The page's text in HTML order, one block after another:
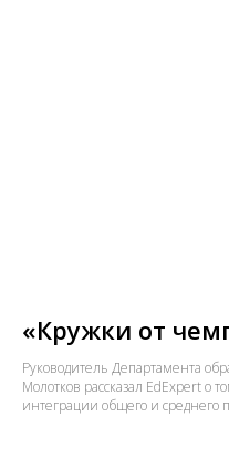
«Кружки от
Руководитель Департамента
Молотков рассказал EdExpert о
интеграции общего и среднего